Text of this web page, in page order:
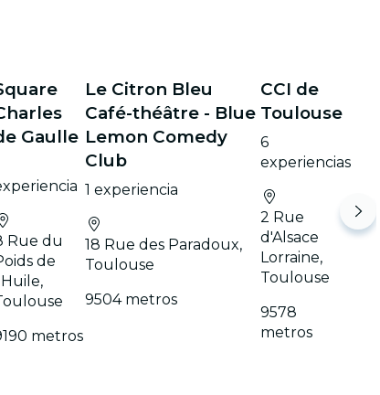
Gaulle
Rue du
de
metros
Le Citron Bleu
Café-théâtre - Blue
Lemon Comedy
Club
1 experiencia
18 Rue des Paradoux,
Toulouse
9504 metros
CCI de
Toulouse
6
experiencias
2 Rue
d'Alsace
Lorraine,
Toulouse
9578
metros